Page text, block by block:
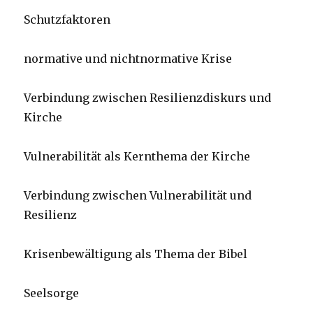
Schutzfaktoren
normative und nichtnormative Krise
Verbindung zwischen Resilienzdiskurs und
Kirche
Vulnerabilität als Kernthema der Kirche
Verbindung zwischen Vulnerabilität und
Resilienz
Krisenbewältigung als Thema der Bibel
Seelsorge